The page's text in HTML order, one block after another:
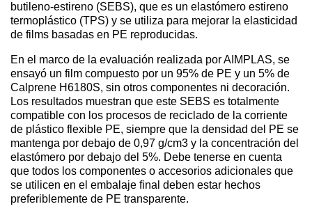
butileno-estireno (SEBS), que es un elastómero estireno
termoplástico (TPS) y se utiliza para mejorar la elasticidad
de films basadas en PE reproducidas.
En el marco de la evaluación realizada por AIMPLAS, se
ensayó un film compuesto por un 95% de PE y un 5% de
Calprene H6180S, sin otros componentes ni decoración.
Los resultados muestran que este SEBS es totalmente
compatible con los procesos de reciclado de la corriente
de plástico flexible PE, siempre que la densidad del PE se
mantenga por debajo de 0,97 g/cm3 y la concentración del
elastómero por debajo del 5%. Debe tenerse en cuenta
que todos los componentes o accesorios adicionales que
se utilicen en el embalaje final deben estar hechos
preferiblemente de PE transparente.